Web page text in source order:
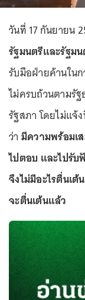
วันที่ 17 กันยายน
รัฐมนตรีและรัฐม
รับมือฝ่ายค้านใน
ไม่ครบถ้วนตามรั
รัฐสภา โดยไม่แจ้
ว่า มีความพร้อมเ
ไปตอบ และไปรั
จึงไม่มีอะไรตื่นเต้
จะตื่นเต้นแล้ว